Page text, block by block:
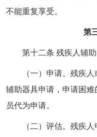
不能重复享受。
第
第十二条 残疾人辅
（一）申请。残疾
辅助器具申请，申请困
员代为申请。
（二）评估。残疾